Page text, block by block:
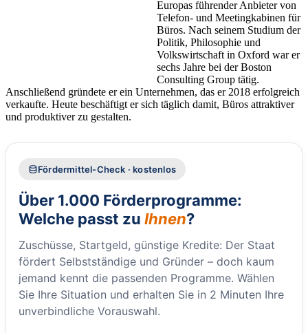
Europas führender Anbieter von
Telefon- und Meetingkabinen für
Büros. Nach seinem Studium der
Politik, Philosophie und
Volkswirtschaft in Oxford war er
sechs Jahre bei der Boston
Consulting Group tätig.
Anschließend gründete er ein Unternehmen, das er 2018 erfolgreich
verkaufte. Heute beschäftigt er sich täglich damit, Büros attraktiver
und produktiver zu gestalten.
Fördermittel-Check · kostenlos
Über 1.000 Förderprogramme:
Welche passt zu Ihnen?
Zuschüsse, Startgeld, günstige Kredite: Der Staat
fördert Selbstständige und Gründer – doch kaum
jemand kennt die passenden Programme. Wählen
Sie Ihre Situation und erhalten Sie in 2 Minuten Ihre
unverbindliche Vorauswahl.